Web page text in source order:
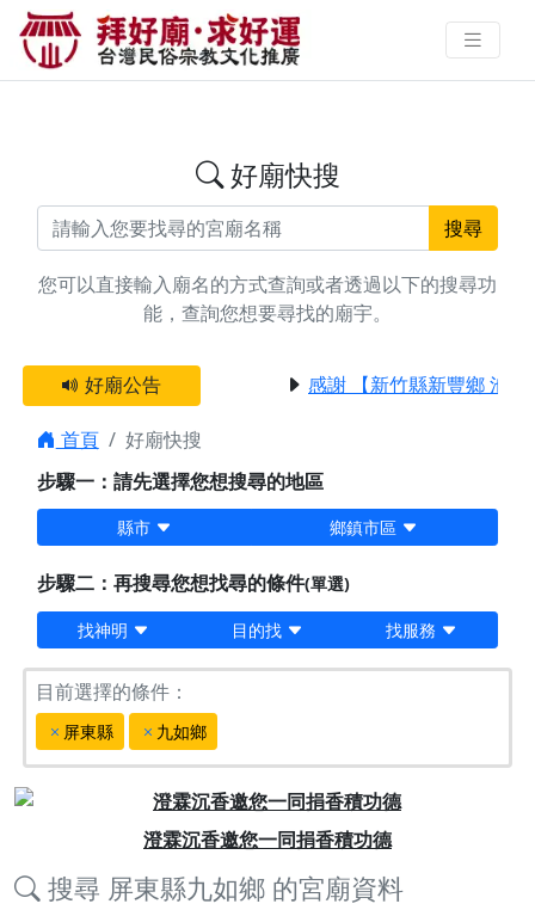
搜尋屏東縣九如鄉廟宇資料 | 拜好
廟求好運 找到與您有緣的信仰
好廟快搜
搜尋
您可以直接輸入廟名的方式查詢或者透過以下的搜尋功
能，查詢您想要尋找的廟宇。
好廟公告 感謝 【新竹縣新豐鄉 池
首頁
好廟快搜
步驟一：請先選擇您想搜尋的地區
縣市 鄉鎮市區
步驟二：再搜尋您想找尋的條件(單選)
找神明 目的找 找服務
目前選擇的條件：
屏東縣 九如鄉
澄霖沉香邀您一同捐香積功德
搜尋 屏東縣九如鄉 的宮廟資料